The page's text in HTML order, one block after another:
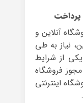
آنلاین و
نیاز به طی
از شرایط
مجوز فروشگاه
اینترنتی